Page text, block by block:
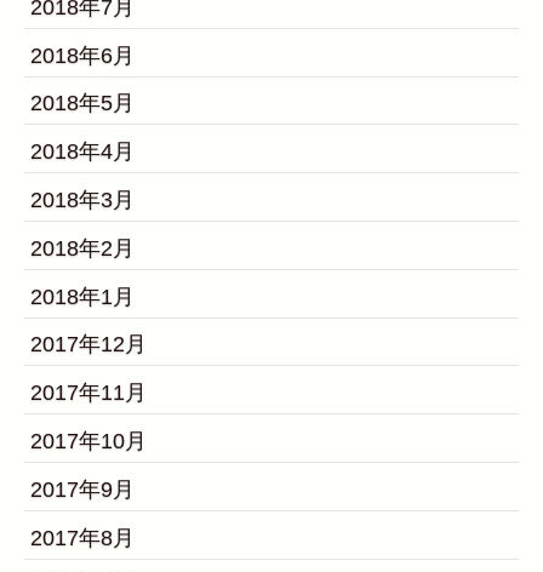
2018年7月
2018年6月
2018年5月
2018年4月
2018年3月
2018年2月
2018年1月
2017年12月
2017年11月
2017年10月
2017年9月
2017年8月